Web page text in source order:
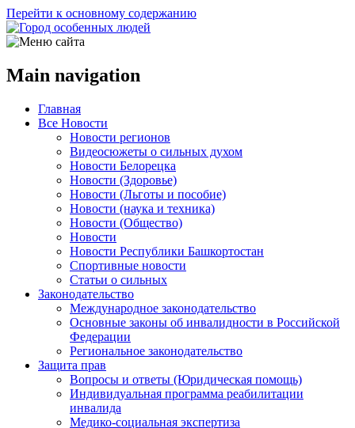
Перейти к основному содержанию
Main navigation
Главная
Все Новости
Новости регионов
Видеосюжеты о сильных духом
Новости Белорецка
Новости (Здоровье)
Новости (Льготы и пособие)
Новости (наука и техника)
Новости (Общество)
Новости
Новости Республики Башкортостан
Спортивные новости
Статьи о сильных
Законодательство
Международное законодательство
Основные законы об инвалидности в Российской
Федерации
Региональное законодательство
Защита прав
Вопросы и ответы (Юридическая помощь)
Индивидуальная программа реабилитации
инвалида
Медико-социальная экспертиза